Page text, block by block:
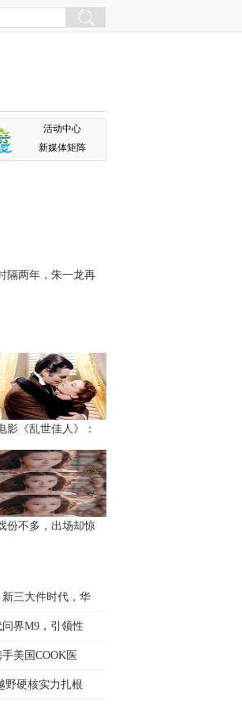
活动中心
新媒体矩阵
隔两年，朱一龙再
影《乱世佳人》：
份不多，出场却惊
三大件时代，华
界M9，引领性
美国COOK医
野硬核实力扎根